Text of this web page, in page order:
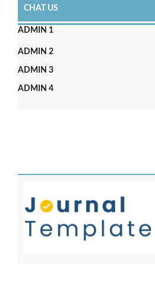
CHAT US
ADMIN 1
ADMIN 2
ADMIN 3
ADMIN 4